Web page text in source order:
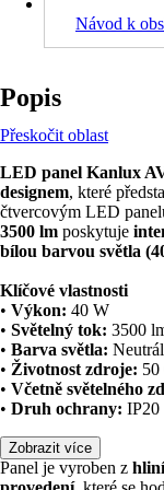
Návod k
Popis
Přeskočit oblast
LED panel Kanlux
designem, které
čtvercovým LED
3500 lm poskytuje
bílou barvou světla
Klíčové vlastnosti
• Výkon: 40 W
• Světelný tok: 3500
• Barva světla:
• Životnost zdroje: 50
• Včetně světelného
• Druh ochrany: IP20
Panel je vyroben z
Zobrazit více